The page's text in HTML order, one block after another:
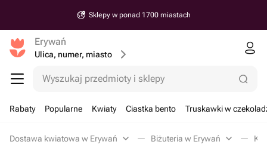
Sklepy w ponad 1700 miastach
Erywań
Ulica, numer, miasto
Wyszukaj przedmioty i sklepy
Rabaty Popularne Kwiaty Ciastka bento Truskawki w
Dostawa kwiatowa w Erywań Biżuteria w Erywań